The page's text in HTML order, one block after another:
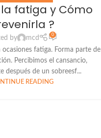
la fatiga y Cómo
?
by mcd
0
ocasiones fatiga. Forma parte de
Percibimos el cansancio,
después de un sobreesf...
READING